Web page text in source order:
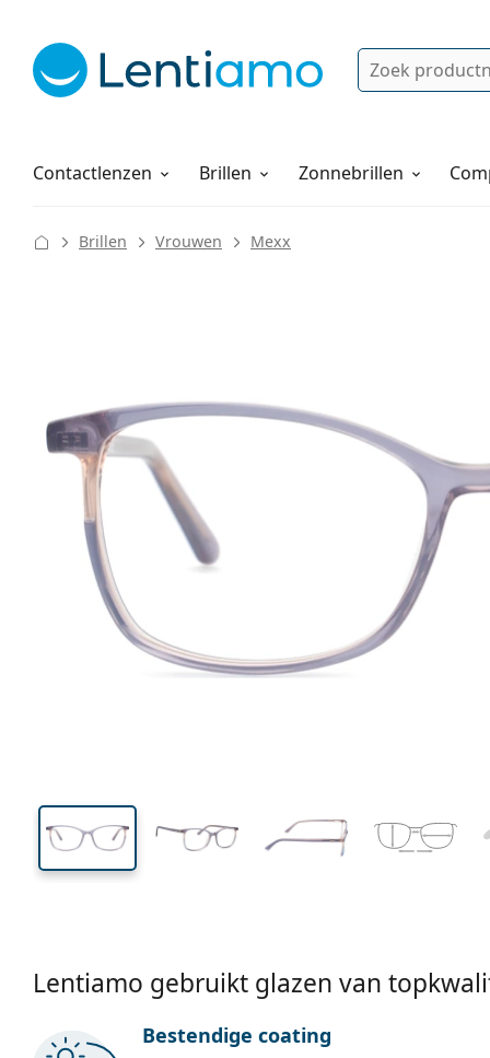
Zoek
Contactlenzen
Lenzenvloeistoffen Brillen Zonnebrillen
Hoe bestellen
Brillen Vrouwen Mexx
39 mm
Glashoogte Glasbreedte
Lentiamo gebruikt glazen van
Bestendige coating